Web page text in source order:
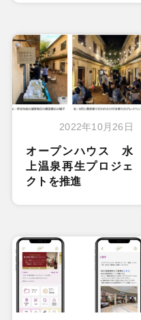
2022年10月26日
オープンハウス 水
上温泉再生プロジェ
クトを推進